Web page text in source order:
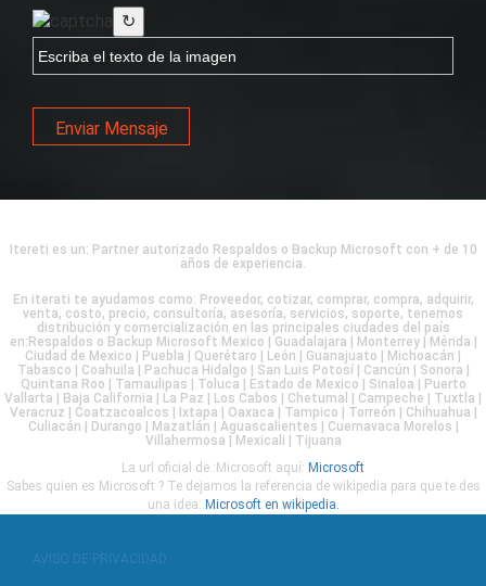
↻
Enviar Mensaje
Itereti es un: Partner autorizado Respaldos o Backup Microsoft con + de 10
años de experiencia.
En iterati te ayudamos como: Proveedor, cotizar, comprar, compra, adquirir,
venta, costo, precio, consultoría, asesoría, servicios, soporte, tenemos
distribución y comercialización en las principales ciudades del país
en:Respaldos o Backup Microsoft Mexico | Guadalajara | Monterrey | Mérida |
Ciudad de Mexico | Puebla | Querétaro | León | Guanajuato | Michoacán |
Tabasco | Coahuila | Pachuca Hidalgo | San Luis Potosí | Cancún | Sonora |
Quintana Roo | Tamaulipas | Toluca | Estado de Mexico | Sinaloa | Puerto
Vallarta | Baja California | La Paz | Los Cabos | Chetumal | Campeche | Tuxtla |
Veracruz | Coatzacoalcos | Ixtapa | Oaxaca | Tampico | Torreón | Chihuahua |
Culiacán | Durango | Mazatlán | Aguascalientes | Cuernavaca Morelos |
Villahermosa | Mexicali | Tijuana
La url oficial de :Microsoft aquí: Microsoft
Sabes quien es Microsoft ? Te dejamos la referencia de wikipedia para que te des
una idea: Microsoft en wikipedia.
AVISO DE PRIVACIDAD